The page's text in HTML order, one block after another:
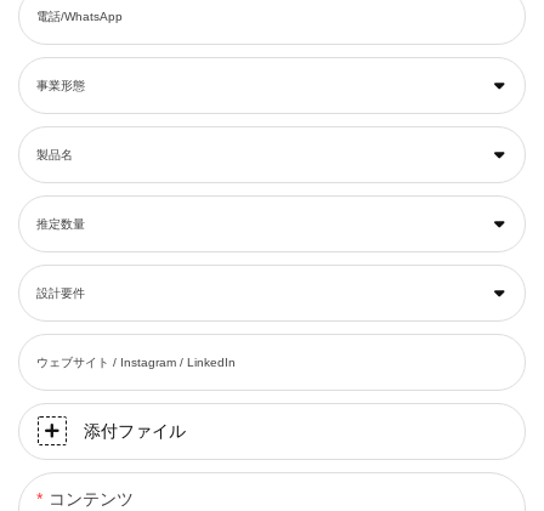
電話/WhatsApp
事業形態
製品名
推定数量
設計要件
ウェブサイト / Instagram / LinkedIn
添付ファイル
コンテンツ